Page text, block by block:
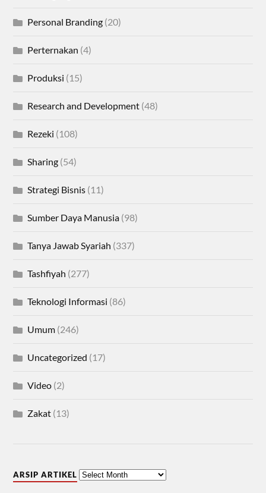
Personal Branding (20)
Perternakan (4)
Produksi (15)
Research and Development (48)
Rezeki (108)
Sharing (54)
Strategi Bisnis (11)
Sumber Daya Manusia (98)
Tanya Jawab Syariah (337)
Tashfiyah (277)
Teknologi Informasi (86)
Umum (246)
Uncategorized (17)
Video (2)
Zakat (13)
ARSIP ARTIKEL